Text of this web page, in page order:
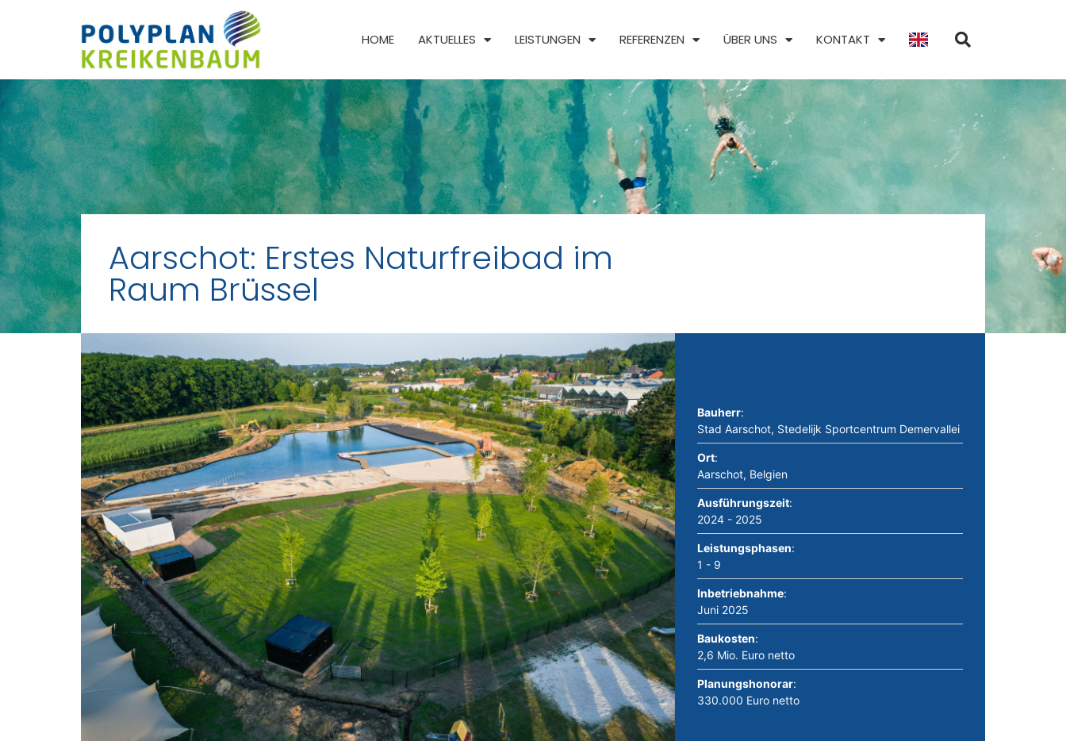
HOME AKTUELLES LEISTUNGEN REFERENZEN ÜBER UNS KONTAKT
Aarschot: Erstes Naturfreibad im
Raum Brüssel
Bauherr:
Stad Aarschot, Stedelijk Sportcentrum Demervallei
Ort:
Aarschot, Belgien
Ausführungszeit:
2024 - 2025
Leistungsphasen:
1 - 9
Inbetriebnahme:
Juni 2025
Baukosten:
2,6 Mio. Euro netto
Planungshonorar:
330.000 Euro netto